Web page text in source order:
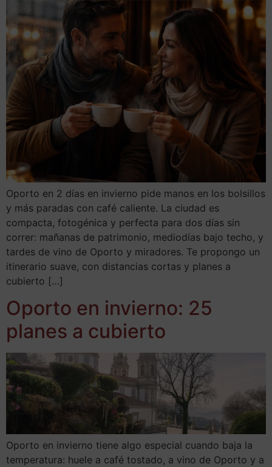
Oporto en 2 días en invierno pide manos en los bolsillos
y más paradas con café caliente. La ciudad es
compacta, fotogénica y perfecta para dos días sin
correr: mañanas de patrimonio, mediodías bajo techo, y
tardes de vino de Oporto y miradores. Te propongo un
itinerario suave, con distancias cortas y planes a
cubierto […]
Oporto en invierno: 25
planes a cubierto
Oporto en invierno tiene algo especial cuando baja la
temperatura: huele a café tostado, a vino de Oporto y a